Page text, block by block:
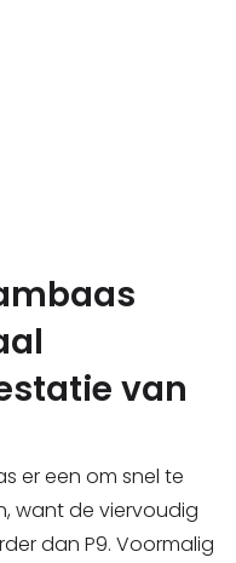
van
er een om snel te
want de viervoudig
dan P9. Voormalig